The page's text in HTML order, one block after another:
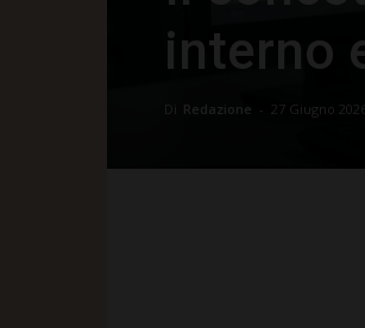
interno
Di Redazione 27 Giugno